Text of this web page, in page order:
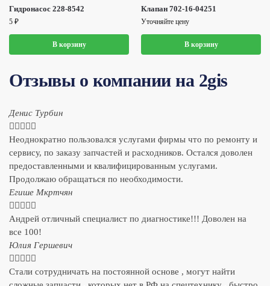
Гидронасос 228-8542
5 ₽
В корзину
Клапан 702-16-04251
Уточняйте цену
В корзину
Отзывы о компании на 2gis
Денис Турбин
    
Неоднократно пользовался услугами фирмы что по ремонту и
сервису, по заказу запчастей и расходников. Остался доволен
предоставленными и квалифицированным услугами.
Продолжаю обращаться по необходимости.
​Егише Мкртчян
    
Андрей отличный специалист по диагностике!!! Доволен на
все 100!
​Юлия Гершевич
    
Стали сотрудничать на постоянной основе , могут найти